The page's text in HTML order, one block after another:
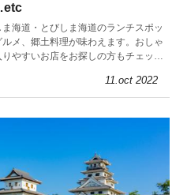
海道・とびしま海道のランチスポッ
メ、郷土料理が味わえます。おしゃ
やすいお店をお探しの方もチェッ
11.oct 2022